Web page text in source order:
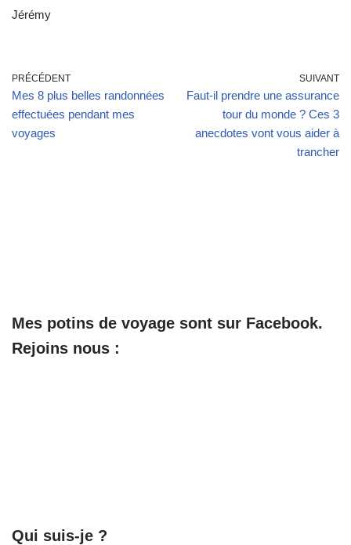
Jérémy
PRÉCÉDENT
Mes 8 plus belles randonnées
effectuées pendant mes
voyages
SUIVANT
Faut-il prendre une assurance
tour du monde ? Ces 3
anecdotes vont vous aider à
trancher
Mes potins de voyage sont sur Facebook.
Rejoins nous :
Qui suis-je ?